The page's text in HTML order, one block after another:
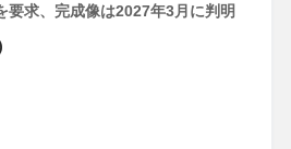
要求、完成像は2027年3月に判明